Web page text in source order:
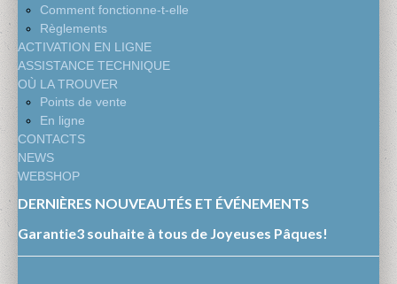
Comment fonctionne-t-elle
Règlements
ACTIVATION EN LIGNE
ASSISTANCE TECHNIQUE
OÙ LA TROUVER
Points de vente
En ligne
CONTACTS
NEWS
WEBSHOP
DERNIÈRES NOUVEAUTÉS ET ÉVÉNEMENTS
Garantie3 souhaite à tous de Joyeuses Pâques!